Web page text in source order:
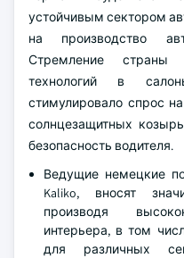
устойчивым сектором
на производство
Стремление страны
технологий в
стимулировало спрос
солнцезащитных
безопасность водителя.
Ведущие немецкие
Kaliko, вносят
производя
интерьера, в том
для различных